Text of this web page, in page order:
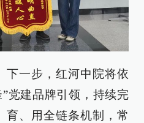
下一步，红河中院将依
党建品牌引领，持续完
育、用全链条机制，常